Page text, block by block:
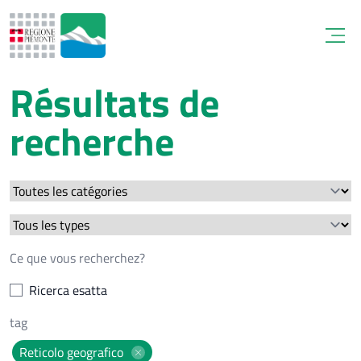
Résultats de
recherche
Ricerca esatta
Reticolo geografico